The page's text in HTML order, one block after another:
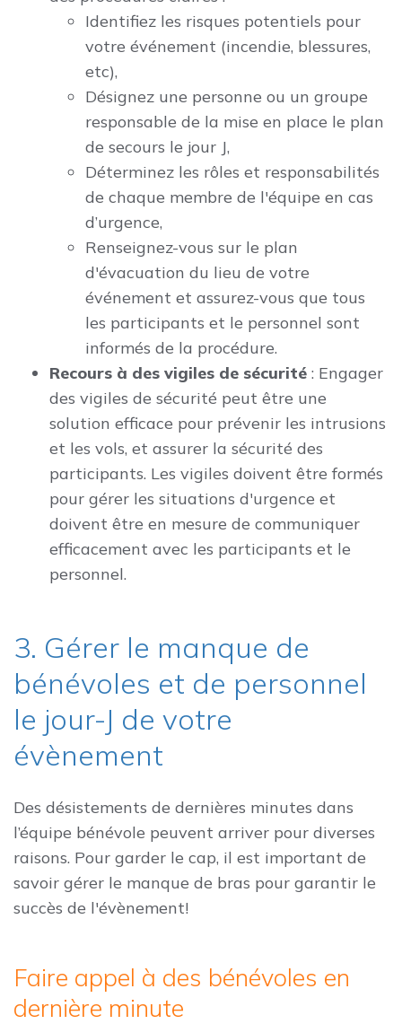
Identifiez les risques potentiels pour
votre événement (incendie, blessures,
etc),
Désignez une personne ou un groupe
responsable de la mise en place le plan
de secours le jour J,
Déterminez les rôles et responsabilités
de chaque membre de l'équipe en cas
d’urgence,
Renseignez-vous sur le plan
d'évacuation du lieu de votre
événement et assurez-vous que tous
les participants et le personnel sont
informés de la procédure.
Recours à des vigiles de sécurité : Engager
des vigiles de sécurité peut être une
solution efficace pour prévenir les intrusions
et les vols, et assurer la sécurité des
participants. Les vigiles doivent être formés
pour gérer les situations d'urgence et
doivent être en mesure de communiquer
efficacement avec les participants et le
personnel.
3. Gérer le manque de
bénévoles et de personnel
le jour-J de votre
évènement
Des désistements de dernières minutes dans
l’équipe bénévole peuvent arriver pour diverses
raisons. Pour garder le cap, il est important de
savoir gérer le manque de bras pour garantir le
succès de l'évènement!
Faire appel à des bénévoles en
dernière minute